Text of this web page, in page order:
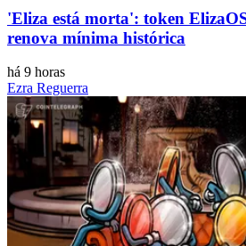
'Eliza está morta': token
renova mínima histórica
há 9 horas
Ezra Reguerra